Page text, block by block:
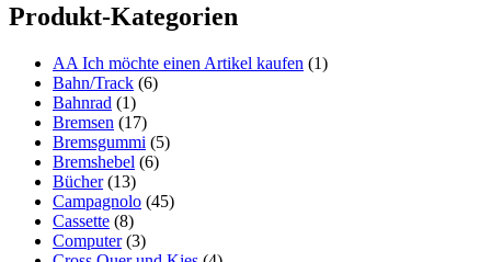
Produkt-Kategorien
AA Ich möchte einen Artikel kaufen (1)
Bahn/Track (6)
Bahnrad (1)
Bremsen (17)
Bremsgummi (5)
Bremshebel (6)
Bücher (13)
Campagnolo (45)
Cassette (8)
Computer (3)